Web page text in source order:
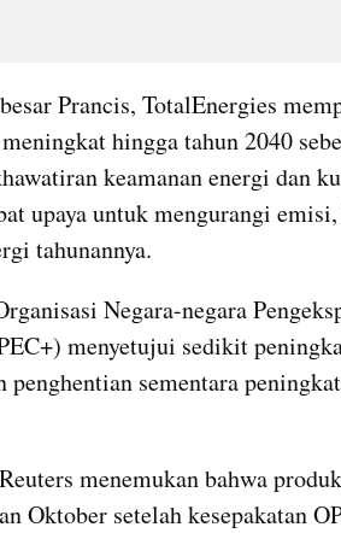
Prancis, TotalEnergies
hingga tahun 2040
keamanan energi dan
upaya untuk mengurangi
tahunannya.
Negara-negara
menyetujui sedikit
penghentian sementara
menemukan bahwa
Oktober setelah kesepakatan